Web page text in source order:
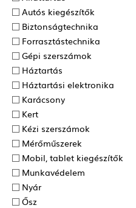
Autós kiegészítők
Biztonságtechnika
Forrasztás­technika
Gépi szerszámok
Háztartás
Háztartási elektronika
Karácsony
Kert
Kézi szerszámok
Mérőműszerek
Mobil, tablet kiegészítők
Munkavédelem
Nyár
Ősz